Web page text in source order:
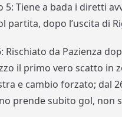
5: Tiene a bada i diretti
partita, dopo l’uscita di
Rischiato da Pazienza
il primo vero scatto in
e cambio forzato; dal
prende subito gol, non